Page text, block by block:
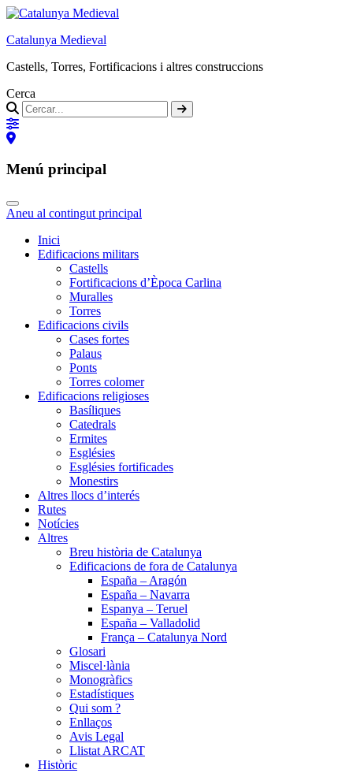
Catalunya Medieval
Castells, Torres, Fortificacions i altres construccions
Cerca
Menú principal
Aneu al contingut principal
Inici
Edificacions militars
Castells
Fortificacions d’Època Carlina
Muralles
Torres
Edificacions civils
Cases fortes
Palaus
Ponts
Torres colomer
Edificacions religioses
Basíliques
Catedrals
Ermites
Esglésies
Esglésies fortificades
Monestirs
Altres llocs d’interés
Rutes
Notícies
Altres
Breu història de Catalunya
Edificacions de fora de Catalunya
España – Aragón
España – Navarra
Espanya – Teruel
España – Valladolid
França – Catalunya Nord
Glosari
Miscel·lània
Monogràfics
Estadístiques
Qui som ?
Enllaços
Avis Legal
Llistat ARCAT
Històric